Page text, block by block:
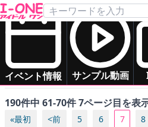
イベント情報 サンプル動画
お問い合
TOP
「お姉さま系」の アイドル一
すべて（五十音順） あ
ま
や ら わ
190件中 61-70件 7ページ目を表
«最初 <前 5 6 7 8